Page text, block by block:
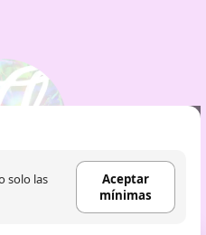
solo las
Aceptar
mínimas